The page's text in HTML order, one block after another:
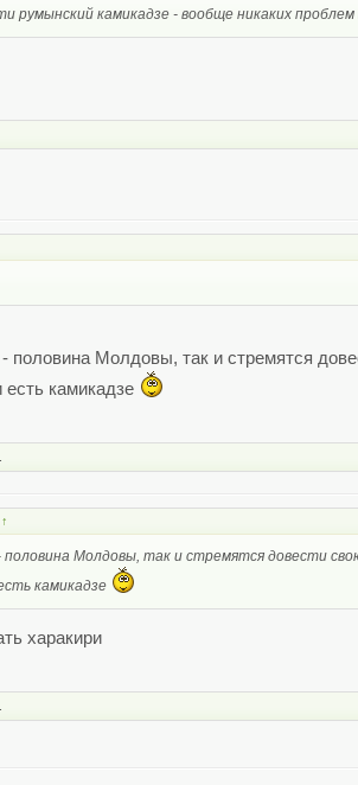
румынский камикадзе - вообще никаких
Молдовы, так и стремятся
камикадзе
↑
Молдовы, так и стремятся довести
камикадзе
харакири